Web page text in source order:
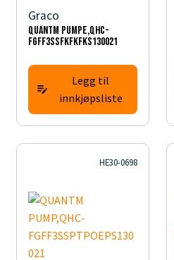
Graco
QUANTM PUMPE,QHC-
FGFF3SSFKFKFKS130021
Legg til
innkjøpsliste
HE30-0698